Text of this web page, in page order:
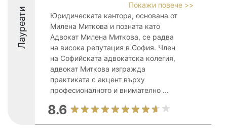
Лауреати
Покажи повече >>
Юридическата кантора, основана от
Милена Миткова и позната като
Адвокат Милена Миткова, се радва
на висока репутация в София. Член
на Софийската адвокатска колегия,
адвокат Миткова изгражда
практиката с акцент върху
професионалното и внимателно ...
8.6